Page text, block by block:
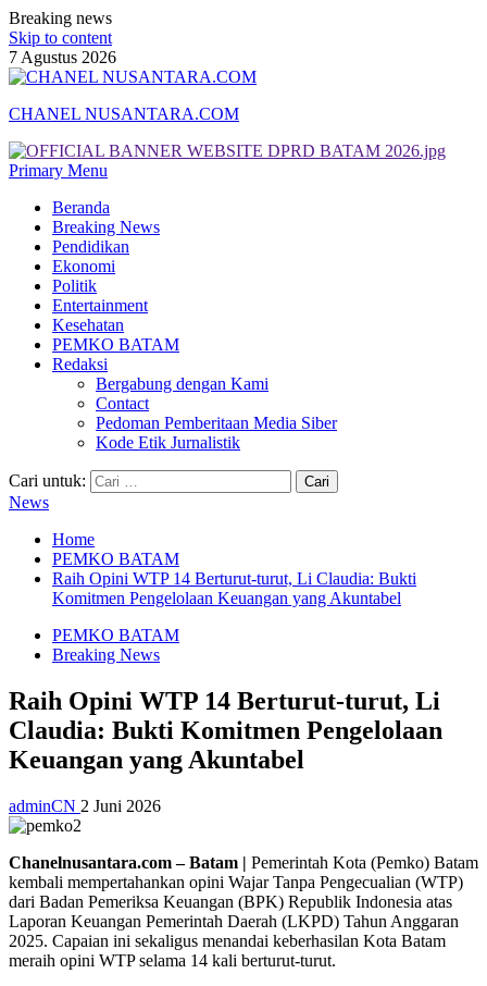
Breaking news
Skip to content
7 Agustus 2026
CHANEL NUSANTARA.COM
Primary Menu
Beranda
Breaking News
Pendidikan
Ekonomi
Politik
Entertainment
Kesehatan
PEMKO BATAM
Redaksi
Bergabung dengan Kami
Contact
Pedoman Pemberitaan Media Siber
Kode Etik Jurnalistik
Cari untuk:
News
Home
PEMKO BATAM
Raih Opini WTP 14 Berturut-turut, Li Claudia: Bukti
Komitmen Pengelolaan Keuangan yang Akuntabel
PEMKO BATAM
Breaking News
Raih Opini WTP 14 Berturut-turut, Li
Claudia: Bukti Komitmen Pengelolaan
Keuangan yang Akuntabel
adminCN 2 Juni 2026
Chanelnusantara.com – Batam | Pemerintah Kota (Pemko) Batam
kembali mempertahankan opini Wajar Tanpa Pengecualian (WTP)
dari Badan Pemeriksa Keuangan (BPK) Republik Indonesia atas
Laporan Keuangan Pemerintah Daerah (LKPD) Tahun Anggaran
2025. Capaian ini sekaligus menandai keberhasilan Kota Batam
meraih opini WTP selama 14 kali berturut-turut.